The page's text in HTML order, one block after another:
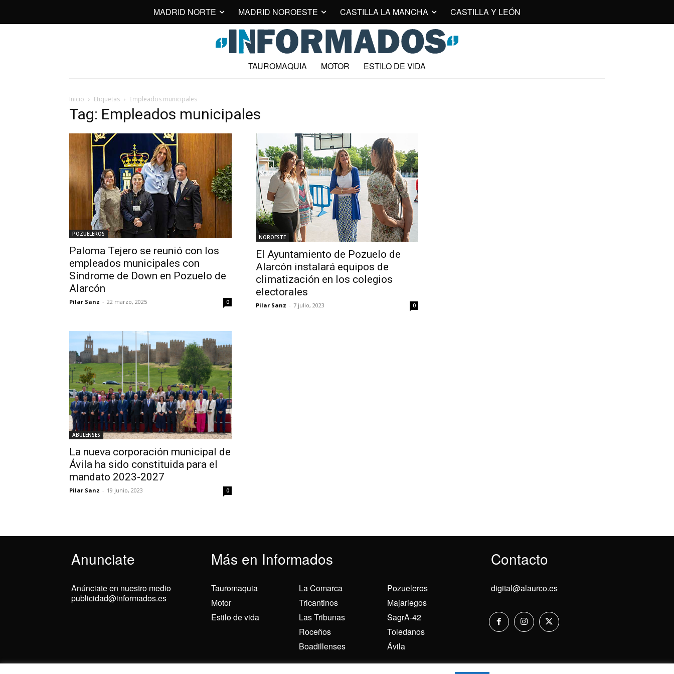
MADRID NORTE MADRID NOROESTE CASTILLA LA MANCHA CASTILLA Y LEÓN
TAUROMAQUIA MOTOR ESTILO DE VIDA
Inicio Etiquetas Empleados municipales
Tag: Empleados municipales
POZUELEROS
Paloma Tejero se reunió con los
empleados municipales con
Síndrome de Down en Pozuelo de
Alarcón
Pilar Sanz - 22 marzo, 2025 0
NOROESTE
El Ayuntamiento de Pozuelo de
Alarcón instalará equipos de
climatización en los colegios
electorales
Pilar Sanz - 7 julio, 2023 0
ABULENSES
La nueva corporación municipal de
Ávila ha sido constituida para el
mandato 2023-2027
Pilar Sanz - 19 junio, 2023 0
Anunciate Más en Informados Contacto
Anúnciate en nuestro medio
publicidad@informados.es
Tauromaquia
Motor
Estilo de vida
La Comarca
Tricantinos
Las Tribunas
Roceños
Boadillenses
Pozueleros
Majariegos
SagrA-42
Toledanos
Ávila
digital@alaurco.es